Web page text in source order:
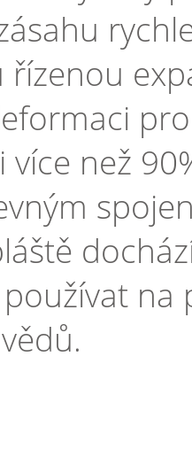
řízenou
více než
na